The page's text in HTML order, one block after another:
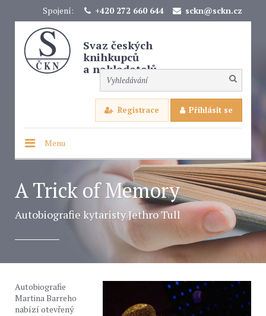
Spojení: +420 272 660 644 sckn@sckn.cz
Svaz českých
knihkupců
a nakladatelů
Registrace Přihlásit se
Menu
A Trick of Memory
Autobiografie kytaristy Jethro Tull
Autobiografie
Martina Barreho
nabízí otevřený